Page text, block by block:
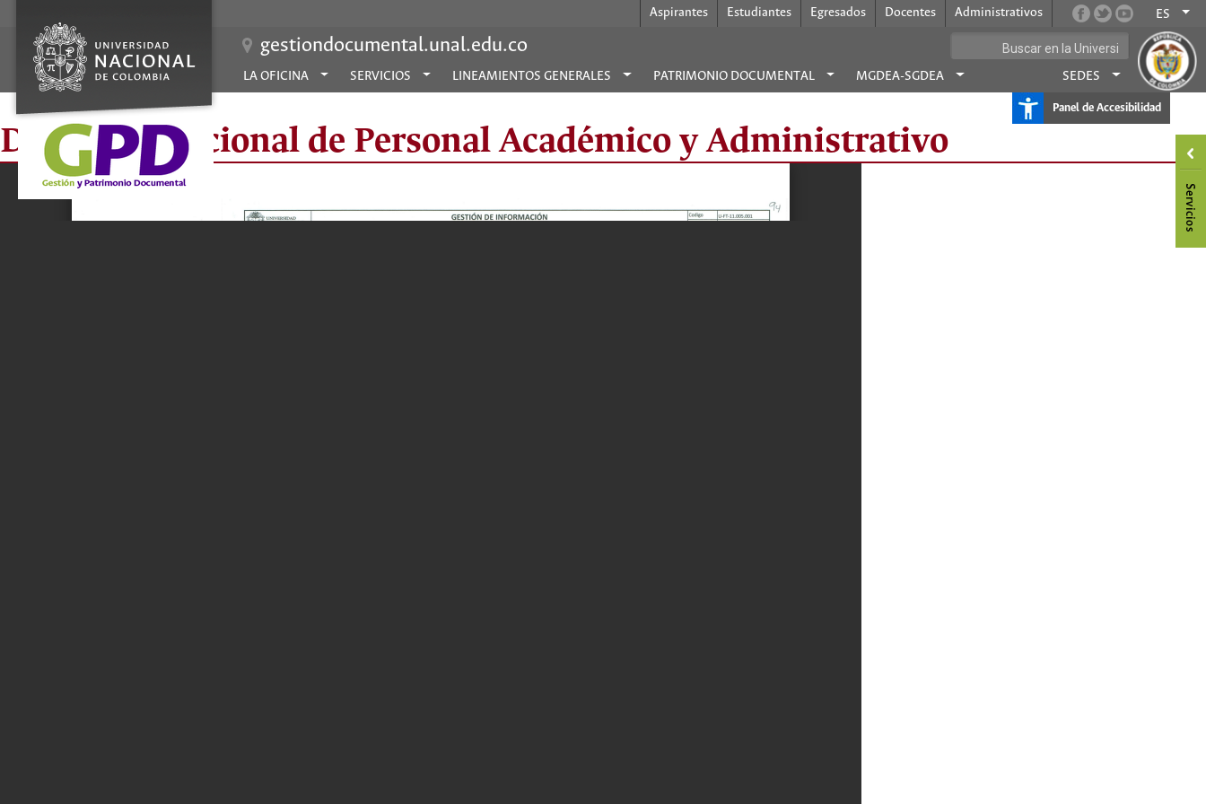
Aspirantes Estudiantes Egresados Docentes Administrativos ES
gestiondocumental.unal.edu.co
LA OFICINA SERVICIOS LINEAMIENTOS GENERALES PATRIMONIO DOCUMENTAL MGDEA-SGDEA SEDES
Panel de Accesibilidad
Dirección Nacional de Personal Académico y Administrativo